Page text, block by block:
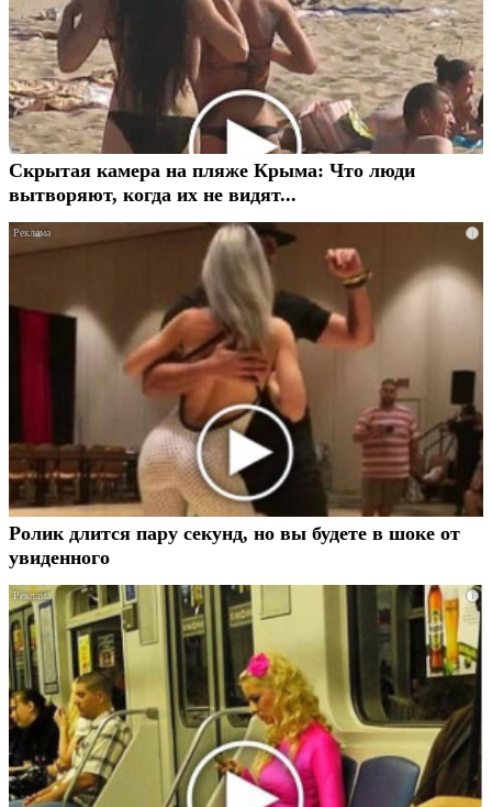
Скрытая камера на пляже Крыма: Что люди
вытворяют, когда их не видят...
i
Ролик длится пару секунд, но вы будете в шоке от
увиденного
i